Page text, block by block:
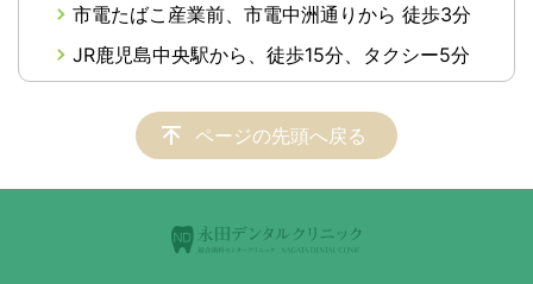
市電たばこ産業前、市電中洲通りから 徒歩3分
JR鹿児島中央駅から、徒歩15分、タクシー5分
ページの先頭へ戻る